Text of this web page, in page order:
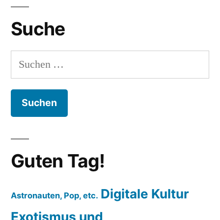
Suche
Suchen
nach:
Guten Tag!
Astronauten, Pop, etc. Digitale Kultur
Exotismus und